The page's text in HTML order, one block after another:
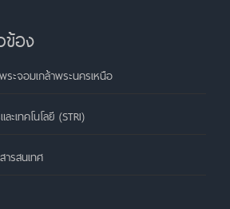
ข้อง
ระจอมเกล้าพระนครเหนือ
ะเทคโนโลยี (STRI)
รสนเทศ